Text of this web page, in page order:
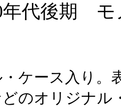
年代後期 モ
ケース入り。
のオリジナル